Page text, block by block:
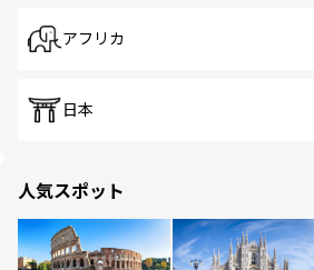
アフリカ
日本
人気スポット